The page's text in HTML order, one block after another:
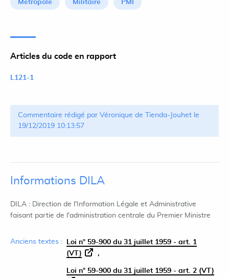
Métropole Militaire PMI
Articles du code en rapport
L121-1
Commentaire rédigé par Véronique de Tienda-Jouhet le
19/12/2019 10:13:57
Informations DILA
DILA : Direction de l'Information Légale et Administrative
faisant partie de l'administration centrale du Premier Ministre
Anciens textes :
Loi n° 59-900 du 31 juillet 1959 - art. 1
(VT)
Loi n° 59-900 du 31 juillet 1959 - art. 2 (VT)